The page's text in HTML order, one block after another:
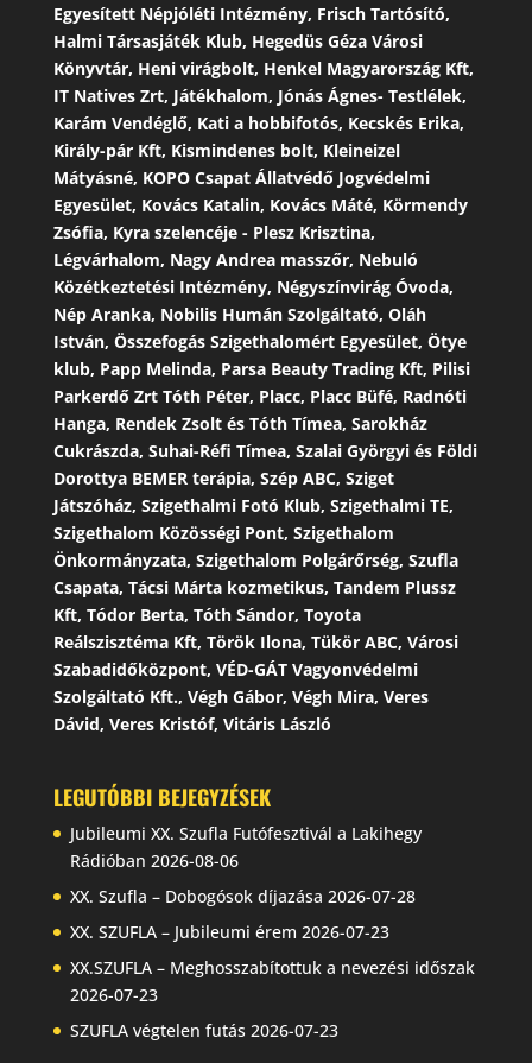
Egyesített Népjóléti Intézmény, Frisch Tartósító,
Halmi Társasjáték Klub, Hegedüs Géza Városi
Könyvtár, Heni virágbolt, Henkel Magyarország Kft,
IT Natives Zrt, Játékhalom, Jónás Ágnes- Testlélek,
Karám Vendéglő, Kati a hobbifotós, Kecskés Erika,
Király-pár Kft, Kismindenes bolt, Kleineizel
Mátyásné, KOPO Csapat Állatvédő Jogvédelmi
Egyesület, Kovács Katalin, Kovács Máté, Körmendy
Zsófia, Kyra szelencéje - Plesz Krisztina,
Légvárhalom, Nagy Andrea masszőr, Nebuló
Közétkeztetési Intézmény, Négyszínvirág Óvoda,
Nép Aranka, Nobilis Humán Szolgáltató, Oláh
István, Összefogás Szigethalomért Egyesület, Ötye
klub, Papp Melinda, Parsa Beauty Trading Kft, Pilisi
Parkerdő Zrt Tóth Péter, Placc, Placc Büfé, Radnóti
Hanga, Rendek Zsolt és Tóth Tímea, Sarokház
Cukrászda, Suhai-Réfi Tímea, Szalai Györgyi és Földi
Dorottya BEMER terápia, Szép ABC, Sziget
Játszóház, Szigethalmi Fotó Klub, Szigethalmi TE,
Szigethalom Közösségi Pont, Szigethalom
Önkormányzata, Szigethalom Polgárőrség, Szufla
Csapata, Tácsi Márta kozmetikus, Tandem Plussz
Kft, Tódor Berta, Tóth Sándor, Toyota
Reálszisztéma Kft, Török Ilona, Tükör ABC, Városi
Szabadidőközpont, VÉD-GÁT Vagyonvédelmi
Szolgáltató Kft., Végh Gábor, Végh Mira, Veres
Dávid, Veres Kristóf, Vitáris László
LEGUTÓBBI BEJEGYZÉSEK
Jubileumi XX. Szufla Futófesztivál a Lakihegy
Rádióban 2026-08-06
XX. Szufla – Dobogósok díjazása 2026-07-28
XX. SZUFLA – Jubileumi érem 2026-07-23
XX.SZUFLA – Meghosszabítottuk a nevezési időszak
2026-07-23
SZUFLA végtelen futás 2026-07-23